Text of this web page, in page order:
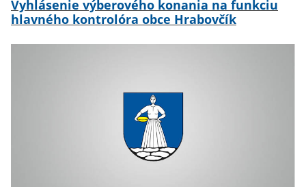
Vyhlásenie výberového konania na funkciu
hlavného kontrolóra obce Hrabovčík